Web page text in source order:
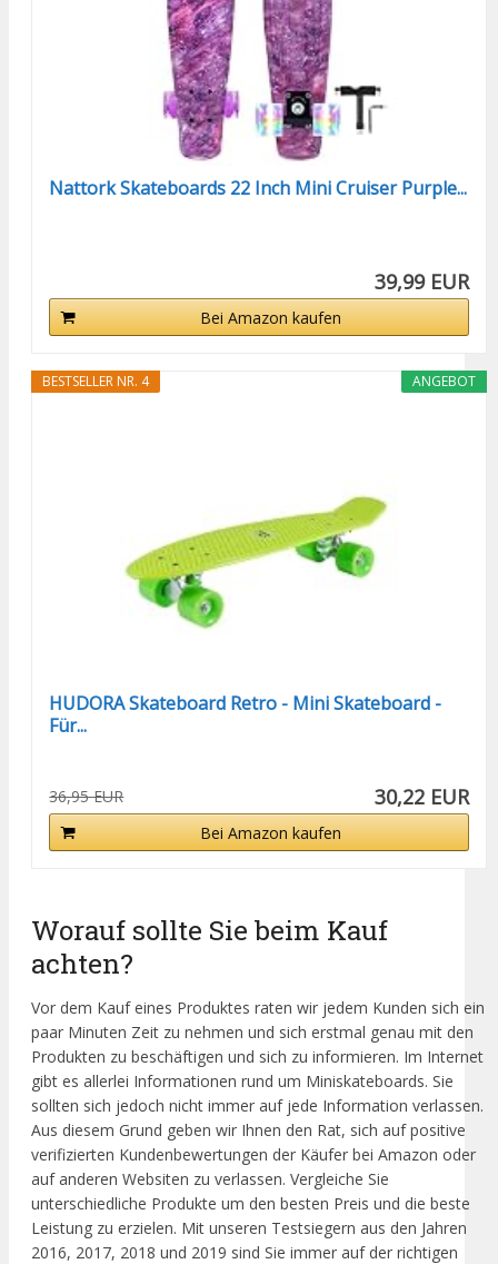
Nattork Skateboards 22 Inch Mini Cruiser Purple...
39,99 EUR
Bei Amazon kaufen
ANGEBOT
BESTSELLER NR. 4
HUDORA Skateboard Retro - Mini Skateboard -
Für...
36,95 EUR 30,22 EUR
Bei Amazon kaufen
Worauf sollte Sie beim Kauf
achten?
Vor dem Kauf eines Produktes raten wir jedem Kunden sich ein
paar Minuten Zeit zu nehmen und sich erstmal genau mit den
Produkten zu beschäftigen und sich zu informieren. Im Internet
gibt es allerlei Informationen rund um Miniskateboards. Sie
sollten sich jedoch nicht immer auf jede Information verlassen.
Aus diesem Grund geben wir Ihnen den Rat, sich auf positive
verifizierten Kundenbewertungen der Käufer bei Amazon oder
auf anderen Websiten zu verlassen. Vergleiche Sie
unterschiedliche Produkte um den besten Preis und die beste
Leistung zu erzielen. Mit unseren Testsiegern aus den Jahren
2016, 2017, 2018 und 2019 sind Sie immer auf der richtigen